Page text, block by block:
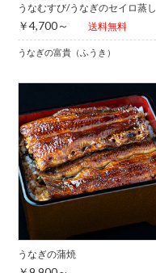
うなむすび/うなぎのセイロ蒸し
￥4,700～ 送料無料
うなぎの富貴（ふうき）
うなぎの蒲焼